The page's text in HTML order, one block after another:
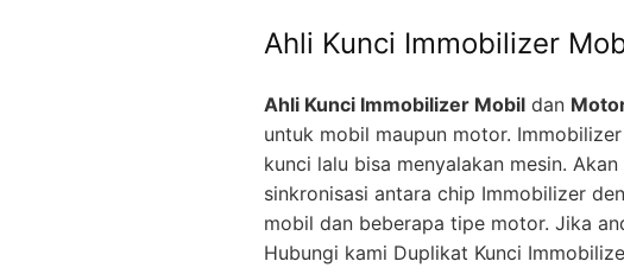
Ahli Kunci Immobilizer
Ahli Kunci Immobilizer Mobil dan
untuk mobil maupun motor.
kunci lalu bisa menyalakan mesin.
sinkronisasi antara chip Immobilizer
mobil dan beberapa tipe motor. Jika
Hubungi kami Duplikat Kunci